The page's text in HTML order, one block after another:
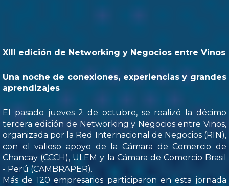
XIII edición de Networking y Negocios entre Vinos
Una noche de conexiones, experiencias y grandes
aprendizajes
El pasado jueves 2 de octubre, se realizó la décimo
tercera edición de Networking y Negocios entre Vinos,
organizada por la Red Internacional de Negocios (RIN),
con el valioso apoyo de la Cámara de Comercio de
Chancay (CCCH), ULEM y la Cámara de Comercio Brasil
- Perú (CAMBRAPER).
Más de 120 empresarios participaron en esta jornada